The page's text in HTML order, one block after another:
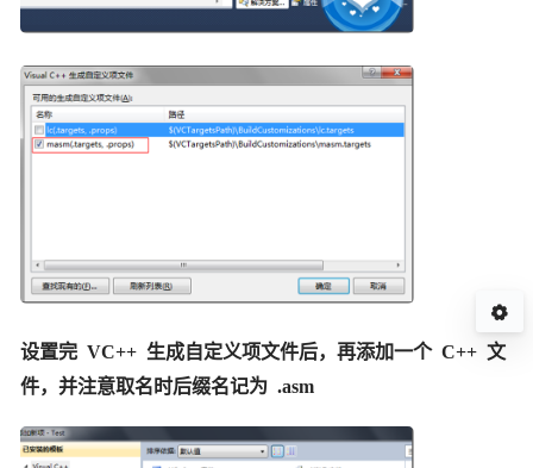
设置完 VC++ 生成自定义项文件后，再添加一个 C++ 文
件，并注意取名时后缀名记为 .asm